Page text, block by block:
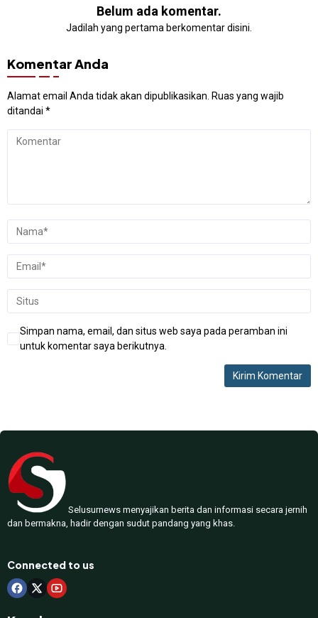
Belum ada komentar.
Jadilah yang pertama berkomentar disini.
Komentar Anda
Alamat email Anda tidak akan dipublikasikan. Ruas yang wajib
ditandai *
Simpan nama, email, dan situs web saya pada peramban ini
untuk komentar saya berikutnya.
Selusurnews menyajikan berita dan informasi secara jernih
dan bermakna, hadir dengan sudut pandang yang khas.
Connected to us